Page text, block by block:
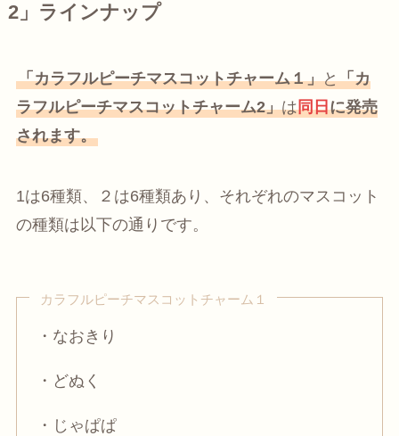
2」ラインナップ
「カラフルピーチマスコットチャーム１」と「カ
ラフルピーチマスコットチャーム2」は同日に発売
されます。
1は6種類、２は6種類あり、それぞれのマスコット
の種類は以下の通りです。
カラフルピーチマスコットチャーム１
・なおきり
・どぬく
・じゃぱぱ